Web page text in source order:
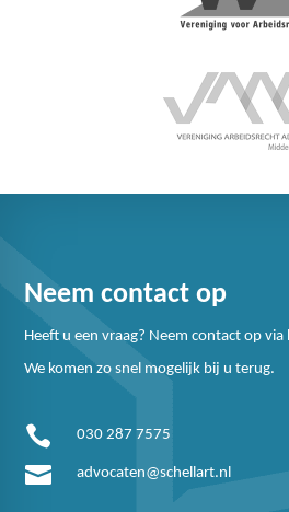
Neem contact op
Heeft u een vraag? Neem contact op
We komen zo snel mogelijk bij u terug.
 030 287 7575
 advocaten@schellart.nl